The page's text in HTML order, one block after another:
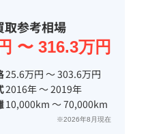
取参考相場
〜 316.3万円
25.6万円 〜 303.6万円
2016年 〜 2019年
10,000km 〜 70,000km
※2026年8月現在